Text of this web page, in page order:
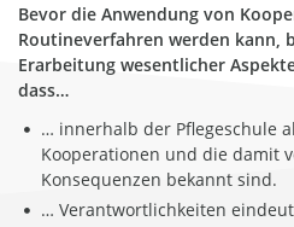
Bevor die Anwendung von
Routineverfahren werden kann,
Erarbeitung wesentlicher
dass…
… innerhalb der Pflegeschule
Kooperationen und die damit
Konsequenzen bekannt sind.
… Verantwortlichkeiten